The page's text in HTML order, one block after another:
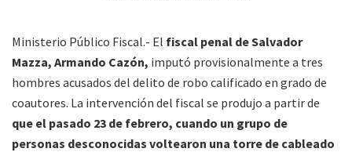
Ministerio Público Fiscal.- El fiscal penal de Salvador
Mazza, Armando Cazón, imputó provisionalmente a tres
hombres acusados del delito de robo calificado en grado de
coautores. La intervención del fiscal se produjo a partir de
que el pasado 23 de febrero, cuando un grupo de
personas desconocidas voltearon una torre de cableado